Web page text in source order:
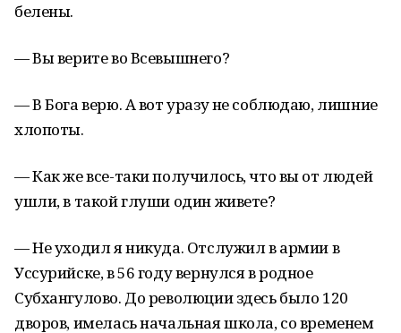
белены.
— Вы верите во Всевышнего?
— В Бога верю. А вот уразу не соблюдаю, лишние
хлопоты.
— Как же все-таки получилось, что вы от людей
ушли, в такой глуши один живете?
— Не уходил я никуда. Отслужил в армии в
Уссурийске, в 56 году вернулся в родное
Субхангулово. До революции здесь было 120
дворов, имелась начальная школа, со временем